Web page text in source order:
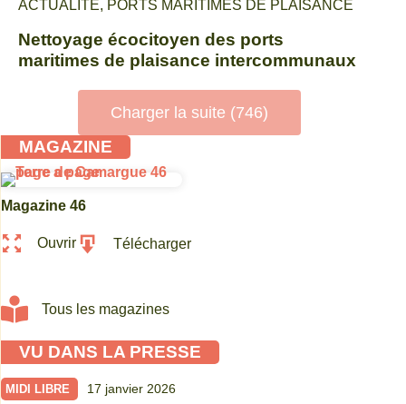
ACTUALITÉ, PORTS MARITIMES DE PLAISANCE
Nettoyage écocitoyen des ports
maritimes de plaisance intercommunaux
Charger la suite (746)
MAGAZINE
Magazine 46
Ouvrir Télécharger
Tous les magazines
VU DANS LA PRESSE
MIDI LIBRE 17 janvier 2026